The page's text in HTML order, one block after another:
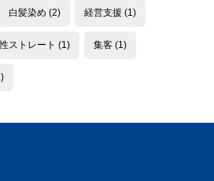
白髪染め (2) 経営支援 (1)
ストレート (1) 集客 (1)